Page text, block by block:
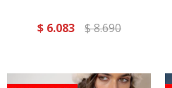
$ 6.083 $8.690